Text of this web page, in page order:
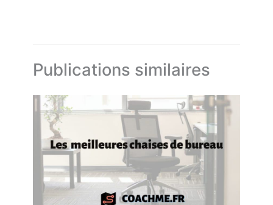
Publications similaires